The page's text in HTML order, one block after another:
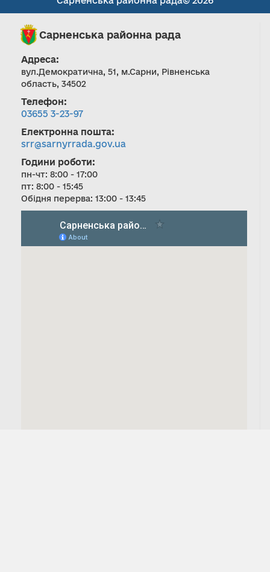
Сарненська районна рада
Адреса:
вул.Демократична, 51, м.Сарни, Рівненська
область, 34502
Телефон:
03655 3-23-97
Електронна пошта:
srr@sarnyrrada.gov.ua
Години роботи:
пн-чт: 8:00 - 17:00
пт: 8:00 - 15:45
Обідня перерва: 13:00 - 13:45